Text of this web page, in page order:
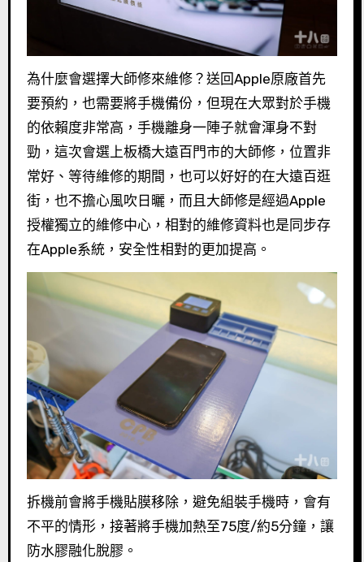
為什麼會選擇大師修來維修？送回Apple原廠首先
要預約，也需要將手機備份，但現在大眾對於手機
的依賴度非常高，手機離身一陣子就會渾身不對
勁，這次會選上板橋大遠百門市的大師修，位置非
常好、等待維修的期間，也可以好好的在大遠百逛
街，也不擔心風吹日曬，而且大師修是經過Apple
授權獨立的維修中心，相對的維修資料也是同步存
在Apple系統，安全性相對的更加提高。
拆機前會將手機貼膜移除，避免組裝手機時，會有
不平的情形，接著將手機加熱至75度/約5分鐘，讓
防水膠融化脫膠。